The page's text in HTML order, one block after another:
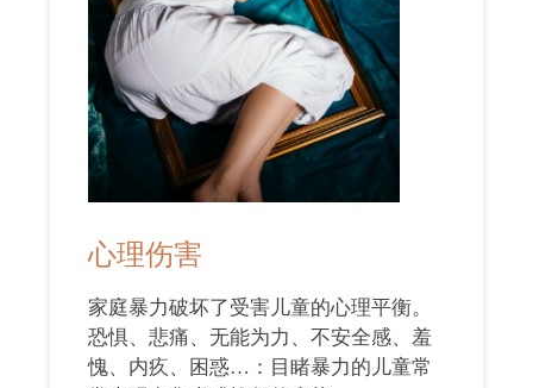
心理伤害
家庭暴力破坏了受害儿童的心理平衡。
恐惧、悲痛、无能为力、不安全感、羞
愧、内疚、困惑…：目睹暴力的儿童常